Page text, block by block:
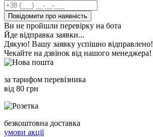
Повідомити про наявність
Ви не пройшли перевірку на бота
Йде відправка заявки...
Дякую! Вашу заявку успішно відправлено!
Чекайте на дзвінок від нашого менеджера!
за тарифом перевізника
від 80 грн
безкоштовна доставка
умови акції